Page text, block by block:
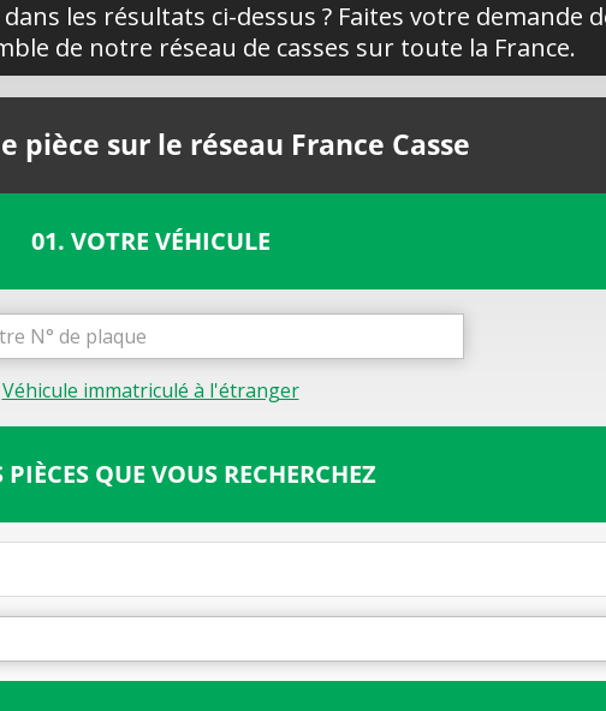
les résultats ci-dessus ? Faites votre demande
de notre réseau de casses sur toute la France.
pièce sur le réseau France Casse
01. VOTRE VÉHICULE
Véhicule immatriculé à l'étranger
PIÈCES QUE VOUS RECHERCHEZ